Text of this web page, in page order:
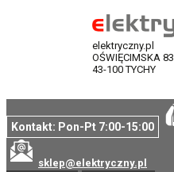
elektryczny.pl
OŚWIĘCIMSKA 83
43-100 TYCHY
Kontakt: Pon-Pt 7:00-15:00
sklep@elektryczny.pl